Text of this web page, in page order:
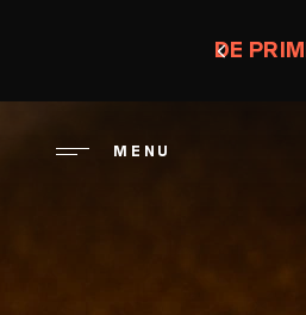
de
DE
MENU